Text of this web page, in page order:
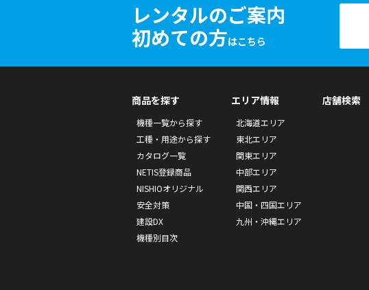
レンタルのご案内
初めての方はこちら
商品を探す
機種一覧から探す
工種・用途から探す
カタログ一覧
NETIS登録商品
NISHIOオリジナル
安全対策
建設DX
機種別目次
エリア情報
北海道エリア
東北エリア
関東エリア
中部エリア
関西エリア
中国・四国エリア
九州・沖縄エリア
店舗検索